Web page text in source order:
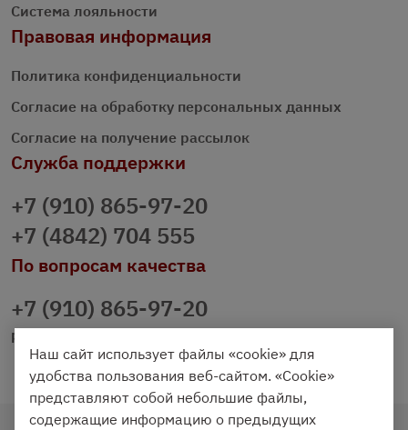
Система лояльности
Правовая информация
Политика конфиденциальности
Согласие на обработку персональных данных
Согласие на получение рассылок
Служба поддержки
+7 (910) 865-97-20
+7 (4842) 704 555
По вопросам качества
+7 (910) 865-97-20
prazdnichniy40@palmi.ru
Наш сайт использует файлы «cookie» для
удобства пользования веб-сайтом. «Cookie»
представляют собой небольшие файлы,
содержащие информацию о предыдущих